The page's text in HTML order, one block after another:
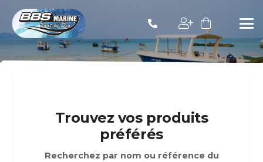
Trouvez vos produits
préférés
Recherchez par nom ou référence du